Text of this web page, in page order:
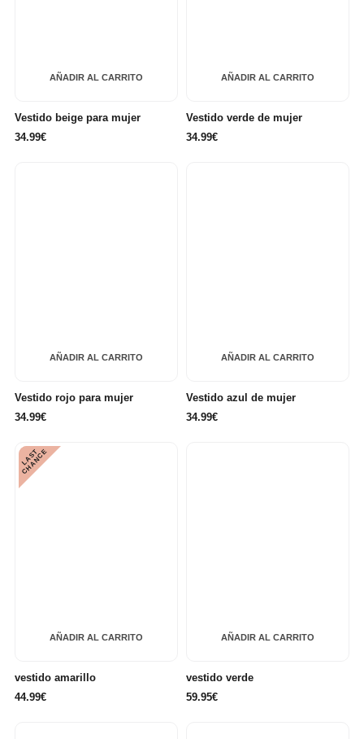
AÑADIR AL CARRITO
Vestido beige para mujer
34.99€
AÑADIR AL CARRITO
Vestido verde de mujer
34.99€
AÑADIR AL CARRITO
Vestido rojo para mujer
34.99€
AÑADIR AL CARRITO
Vestido azul de mujer
34.99€
AÑADIR AL CARRITO
L
A
S
T
C
H
A
N
C
E
vestido amarillo
44.99€
AÑADIR AL CARRITO
vestido verde
59.95€